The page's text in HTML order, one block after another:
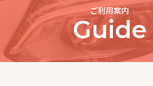
ご利用案内
Guide